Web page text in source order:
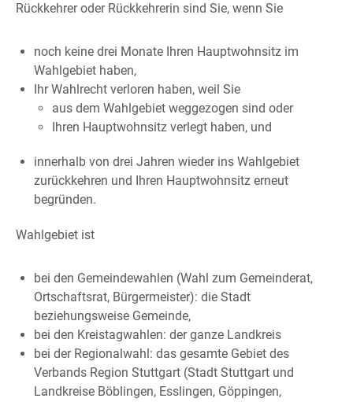
Rückkehrer oder Rückkehrerin sind Sie, wenn Sie
noch keine drei Monate Ihren Hauptwohnsitz im
Wahlgebiet haben,
Ihr Wahlrecht verloren haben, weil Sie
aus dem Wahlgebiet weggezogen sind oder
Ihren Hauptwohnsitz verlegt haben, und
innerhalb von drei Jahren wieder ins Wahlgebiet
zurückkehren und Ihren Hauptwohnsitz erneut
begründen.
Wahlgebiet ist
bei den Gemeindewahlen (Wahl zum Gemeinderat,
Ortschaftsrat, Bürgermeister): die Stadt
beziehungsweise Gemeinde,
bei den Kreistagwahlen: der ganze Landkreis
bei der Regionalwahl: das gesamte Gebiet des
Verbands Region Stuttgart (Stadt Stuttgart und
Landkreise Böblingen, Esslingen, Göppingen,